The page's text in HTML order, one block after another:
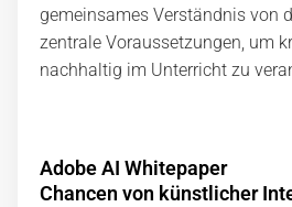
gemeinsames Verständnis von
zentrale Voraussetzungen, um
nachhaltig im Unterricht zu
Adobe AI Whitepaper
Chancen von künstlicher